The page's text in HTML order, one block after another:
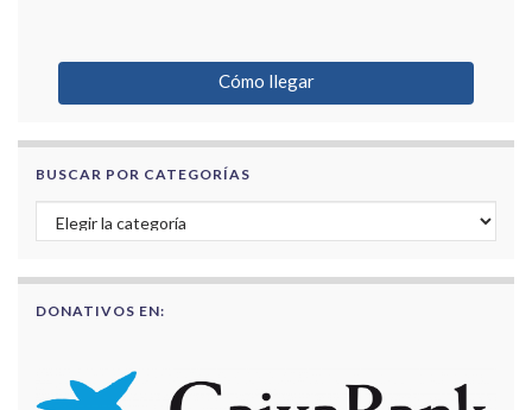
Cómo llegar
BUSCAR POR CATEGORÍAS
Buscar por categorías
DONATIVOS EN: